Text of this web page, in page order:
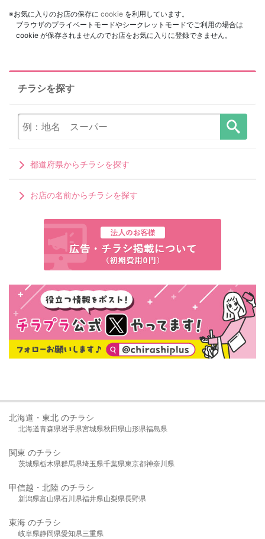
※お気に入りのお店の保存に cookie を利用しています。
ブラウザのプライベートモードやシークレットモードでご利用の場合は
cookie が保存されませんのでお店をお気に入りに登録できません。
チラシを探す
都道府県からチラシを探す
お店の名前からチラシを探す
北海道・東北 のチラシ
北海道青森県岩手県宮城県秋田県山形県福島県
関東 のチラシ
茨城県栃木県群馬県埼玉県千葉県東京都神奈川県
甲信越・北陸 のチラシ
新潟県富山県石川県福井県山梨県長野県
東海 のチラシ
岐阜県静岡県愛知県三重県